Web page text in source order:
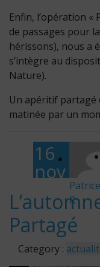
Enfin, l’opération «
de passages pour
hérissons), nous a
s’intègre au
Nature).
Un apéritif partagé
matinée par un
16
nov
em
bre
202
5
Patrice
R
Partagé
Category :